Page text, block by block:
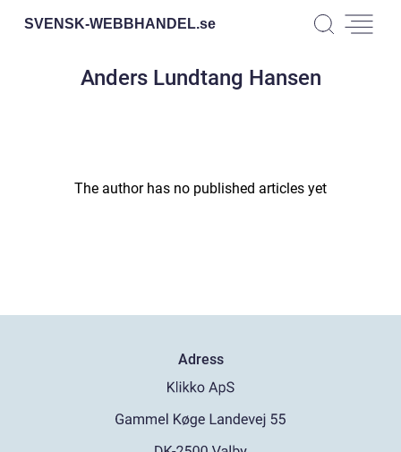
SVENSK-WEBBHANDEL.se
Anders Lundtang Hansen
The author has no published articles yet
Adress